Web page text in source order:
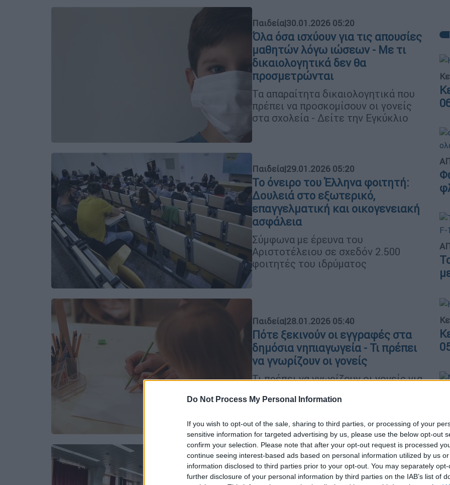
Do Not Process My Personal Information
If you wish to opt-out of the sale, sharing to third parties, or processing of your
sensitive information for targeted advertising by us, please use the below opt-out
confirm your selection. Please note that after your opt-out request is processed
continue seeing interest-based ads based on personal information utilized by us
information disclosed to third parties prior to your opt-out. You may separately
further disclosure of your personal information by third parties on the IAB’s list of
Παιδεία|30.01.2026 05:20
Όλα όσα ισχύουν για τις απουσίες
μαθητών λόγω ιώσεων - Με τι
δικαιολογητικά δεν θα
προσμετρώνται
Τα απαραίτητα δικαιολογητικά που
πρέπει να προσκομίσουν οι γονείς
στα σχολεία - Δείτε την Εγκύκλιο
Παιδεία|29.01.2026 05:20
Το όνειρο του Έλληνα φοιτητή:
Δουλειά στο εξωτερικό,
επαγγελματική και οικογενειακή
ασφάλεια
Σύμφωνα με έρευνα του
Αριστοτέλειου σε σχεδόν 2.500
φοιτητές του ιδρύματος
Παιδεία|28.01.2026 05:40
Πότε ξεκινούν οι εγγραφές στα
δημόσια νηπιαγωγεία - Τι πρέπει
να γνωρίζουν οι γονείς
Τι πρέπει να γνωρίζουν οι γονείς για
και την επαναφοίτηση τους
Παιδεία|27.01.2026 05:12
«Δουλεύουμε χωρίς συμβάσεις